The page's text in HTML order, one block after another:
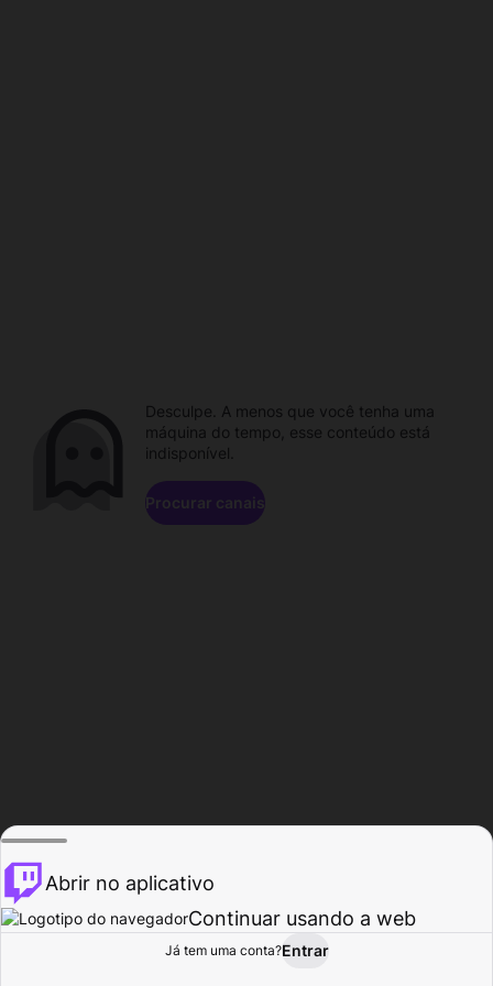
Procurar Atividade
Desculpe. A menos que você tenha uma
máquina do tempo, esse conteúdo está
indisponível.
Procurar canais
Abrir no aplicativo
Continuar usando a web
Já tem uma conta?Entrar